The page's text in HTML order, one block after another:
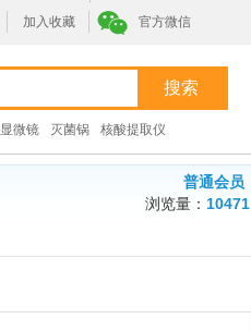
加入收藏 官方微信
显微镜 灭菌锅 核酸提取仪
普通会员
浏览量： 10471